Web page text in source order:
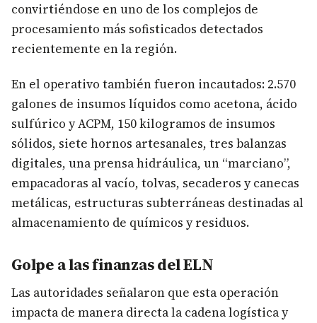
convirtiéndose en uno de los complejos de
procesamiento más sofisticados detectados
recientemente en la región.
En el operativo también fueron incautados: 2.570
galones de insumos líquidos como acetona, ácido
sulfúrico y ACPM, 150 kilogramos de insumos
sólidos, siete hornos artesanales, tres balanzas
digitales, una prensa hidráulica, un “marciano”,
empacadoras al vacío, tolvas, secaderos y canecas
metálicas, estructuras subterráneas destinadas al
almacenamiento de químicos y residuos.
Golpe a las finanzas del ELN
Las autoridades señalaron que esta operación
impacta de manera directa la cadena logística y